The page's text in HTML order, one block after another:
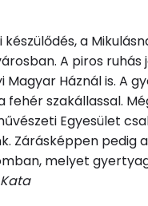
a
A piros
Háznál is. A
szakállassal.
Egyesület
Zárásképpen pedig
melyet